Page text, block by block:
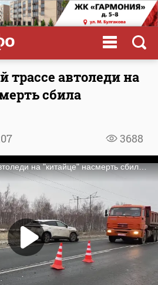
трассе автоледи на
сбила
3688